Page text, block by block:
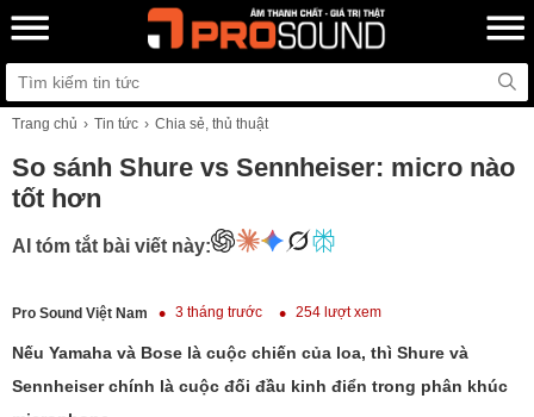
Trang chủ Tin tức Chia sẻ, thủ thuật
So sánh Shure vs Sennheiser: micro nào
tốt hơn
AI tóm tắt bài viết này:
Pro Sound Việt Nam 3 tháng trước 254 lượt xem
Nếu Yamaha và Bose là cuộc chiến của loa, thì Shure và
Sennheiser chính là cuộc đối đầu kinh điển trong phân khúc